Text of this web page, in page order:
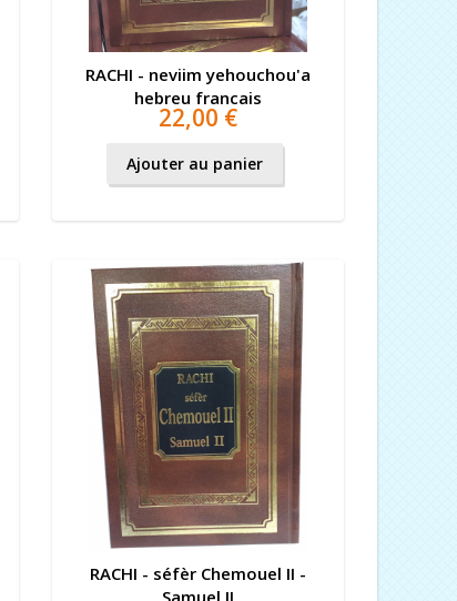
RACHI - neviim yehouchou'a
hebreu francais
22,00 €
Ajouter au panier
RACHI - séfèr Chemouel II -
Samuel II